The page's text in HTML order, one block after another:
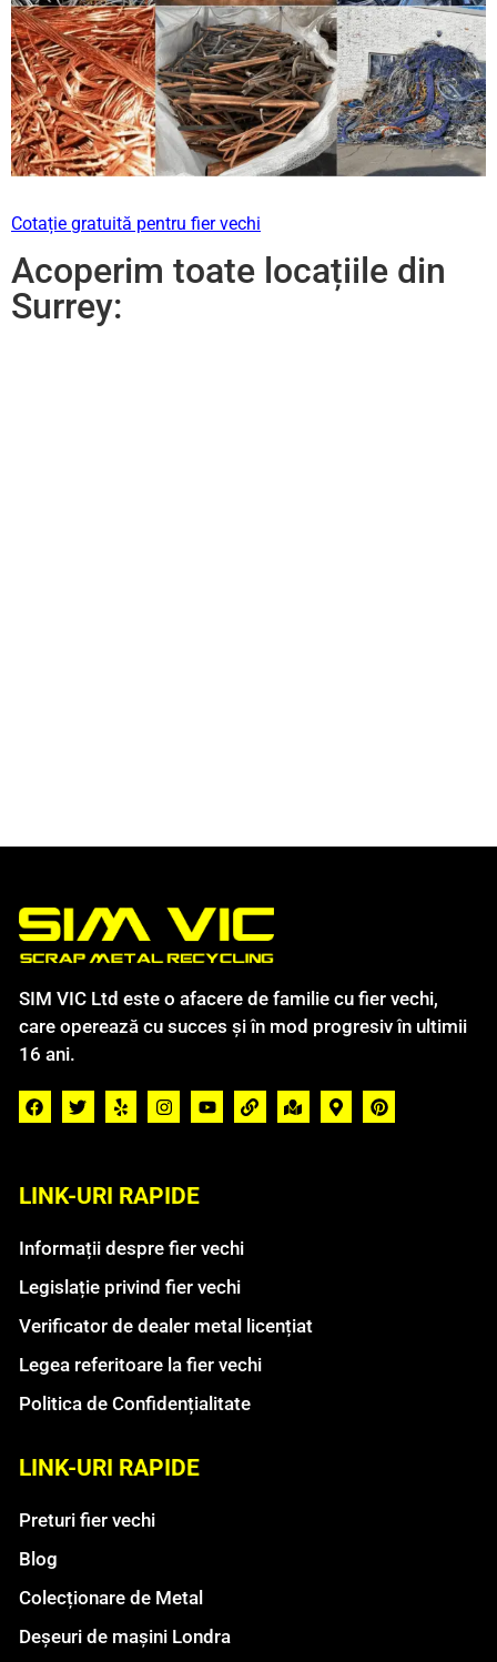
Cotație gratuită pentru fier vechi
Acoperim toate locațiile din
Surrey:
SIM VIC Ltd este o afacere de familie cu fier vechi,
care operează cu succes și în mod progresiv în ultimii
16 ani.
LINK-URI RAPIDE
Informații despre fier vechi
Legislație privind fier vechi
Verificator de dealer metal licențiat
Legea referitoare la fier vechi
Politica de Confidențialitate
LINK-URI RAPIDE
Preturi fier vechi
Blog
Colecționare de Metal
Deșeuri de mașini Londra